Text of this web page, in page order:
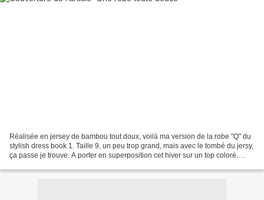
Réalisée en jersey de bambou tout doux, voilà ma version de la robe "Q" du
stylish dress book 1. Taille 9, un peu trop grand, mais avec le tombé du jersy,
ça passe je trouve. A porter en superposition cet hiver sur un top coloré.